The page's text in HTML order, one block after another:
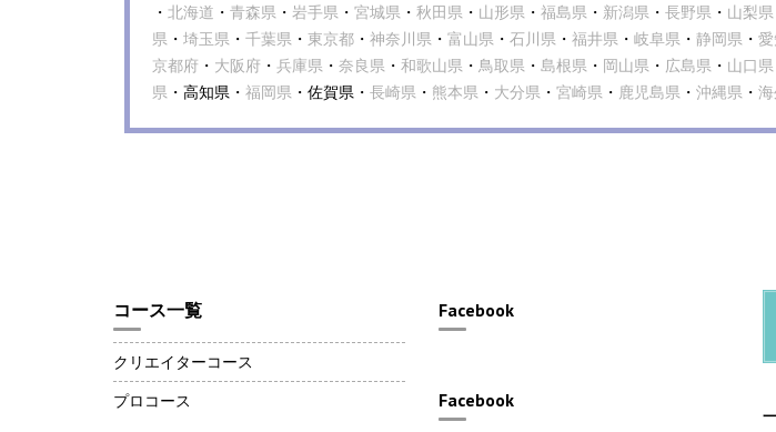
・ 北海道 ・ 青森県 ・ 岩手県 ・ 宮城県 ・ 秋田県 ・ 山形県 ・ 福島県 ・ 新潟県 ・ 長野県 ・ 山梨県
県 ・ 埼玉県 ・ 千葉県 ・ 東京都 ・ 神奈川県 ・ 富山県 ・ 石川県 ・ 福井県 ・ 岐阜県 ・ 静岡県 ・
京都府 ・ 大阪府 ・ 兵庫県 ・ 奈良県 ・ 和歌山県 ・ 鳥取県 ・ 島根県 ・ 岡山県 ・ 広島県 ・ 山口県
県 ・高知県・ 福岡県 ・佐賀県・ 長崎県 ・ 熊本県 ・ 大分県 ・ 宮崎県 ・ 鹿児島県 ・ 沖縄県 ・
コース一覧
クリエイターコース
プロコース
Facebook
Facebook